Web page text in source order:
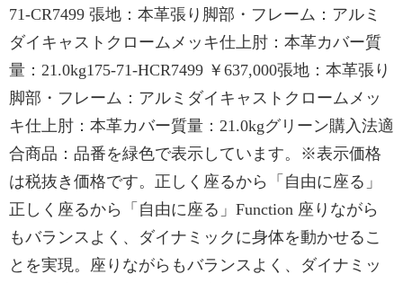
71-CR7499 張地：本革張り脚部・フレーム：アルミ
ダイキャストクロームメッキ仕上肘：本革カバー質
量：21.0kg175-71-HCR7499 ￥637,000張地：本革張り
脚部・フレーム：アルミダイキャストクロームメッ
キ仕上肘：本革カバー質量：21.0kgグリーン購入法適
合商品：品番を緑色で表示しています。※表示価格
は税抜き価格です。正しく座るから「自由に座る」
正しく座るから「自由に座る」Function 座りながら
もバランスよく、ダイナミックに身体を動かせるこ
とを実現。座りながらもバランスよく、ダイナミッ